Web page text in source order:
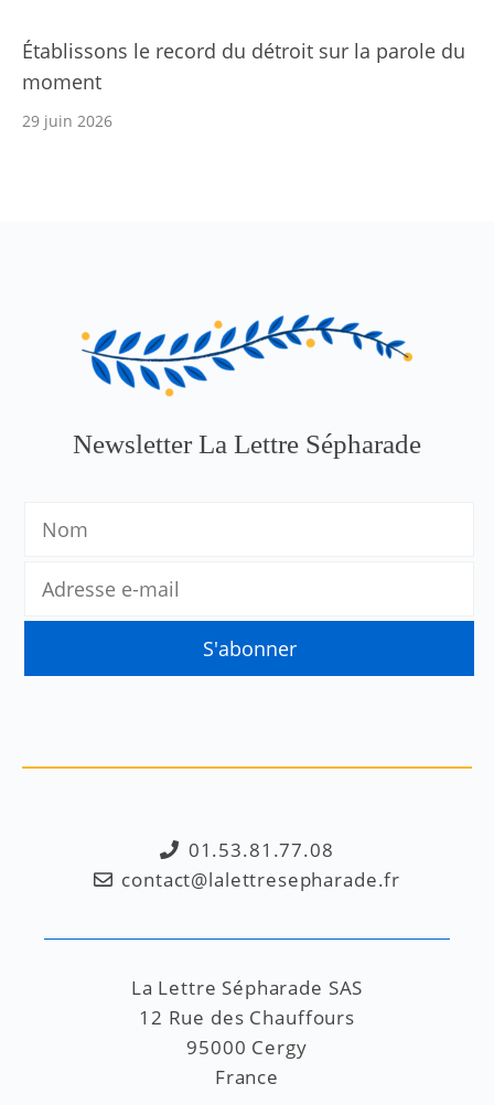
Établissons le record du détroit sur la parole du
moment
29 juin 2026
Newsletter La Lettre Sépharade
01.53.81.77.08
contact@lalettresepharade.fr
La Lettre Sépharade SAS
12 Rue des Chauffours
95000 Cergy
France